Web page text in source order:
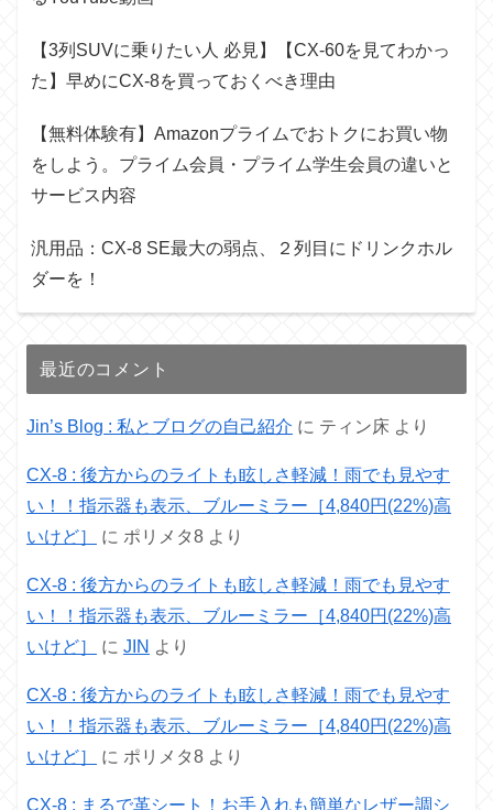
【3列SUVに乗りたい人 必見】【CX-60を見てわかっ
た】早めにCX-8を買っておくべき理由
【無料体験有】Amazonプライムでおトクにお買い物
をしよう。プライム会員・プライム学生会員の違いと
サービス内容
汎用品：CX-8 SE最大の弱点、２列目にドリンクホル
ダーを！
最近のコメント
Jin’s Blog : 私とブログの自己紹介 に ティン床 より
CX-8 : 後方からのライトも眩しさ軽減！雨でも見やす
い！！指示器も表示、ブルーミラー［4,840円(22%)高
いけど］
に ポリメタ8 より
CX-8 : 後方からのライトも眩しさ軽減！雨でも見やす
い！！指示器も表示、ブルーミラー［4,840円(22%)高
いけど］
に JIN より
CX-8 : 後方からのライトも眩しさ軽減！雨でも見やす
い！！指示器も表示、ブルーミラー［4,840円(22%)高
いけど］
に ポリメタ8 より
CX-8 : まるで革シート！お手入れも簡単なレザー調シ